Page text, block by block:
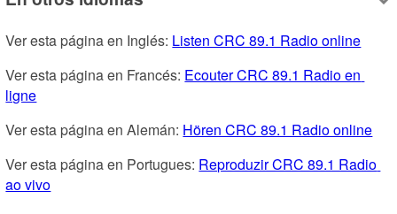
Ver esta página en Inglés: Listen CRC 89.1 Radio online
Ver esta página en Francés: Ecouter CRC 89.1 Radio en
ligne
Ver esta página en Alemán: Hören CRC 89.1 Radio online
Ver esta página en Portugues: Reproduzir CRC 89.1 Radio
ao vivo